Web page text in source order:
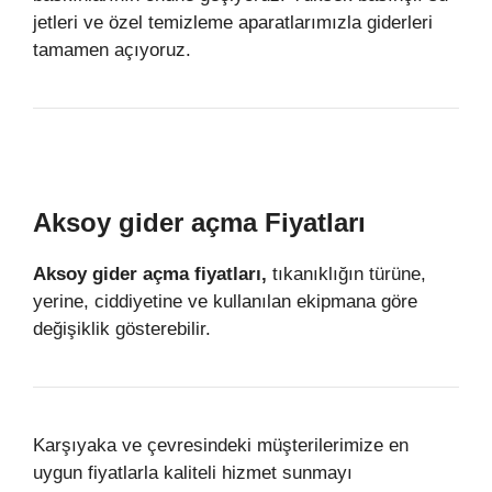
jetleri ve özel temizleme aparatlarımızla giderleri
tamamen açıyoruz.
Aksoy gider açma Fiyatları
Aksoy gider açma fiyatları, tıkanıklığın türüne,
yerine, ciddiyetine ve kullanılan ekipmana göre
değişiklik gösterebilir.
Karşıyaka ve çevresindeki müşterilerimize en
uygun fiyatlarla kaliteli hizmet sunmayı